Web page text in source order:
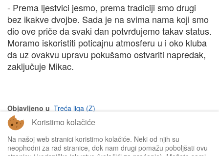
- Prema ljestvici jesmo, prema tradiciji smo drugi
bez ikakve dvojbe. Sada je na svima nama koji smo
dio ove priče da svaki dan potvrđujemo takav status.
Moramo iskoristiti poticajnu atmosferu u i oko kluba
da uz ovakvu upravu pokušamo ostvariti napredak,
zaključuje Mikac.
Objavljeno u Treća liga (Z)
Koristimo kolačiće
Na našoj web stranici koristimo kolačiće. Neki od njih su
neophodni za rad stranice, dok nam drugi pomažu poboljšati ovu